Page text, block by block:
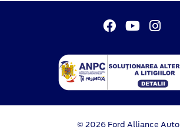
© 2026 Ford Alliance Auto